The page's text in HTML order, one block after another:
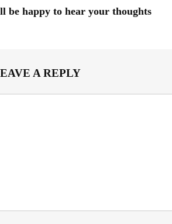
be happy to hear your thoughts
A REPLY